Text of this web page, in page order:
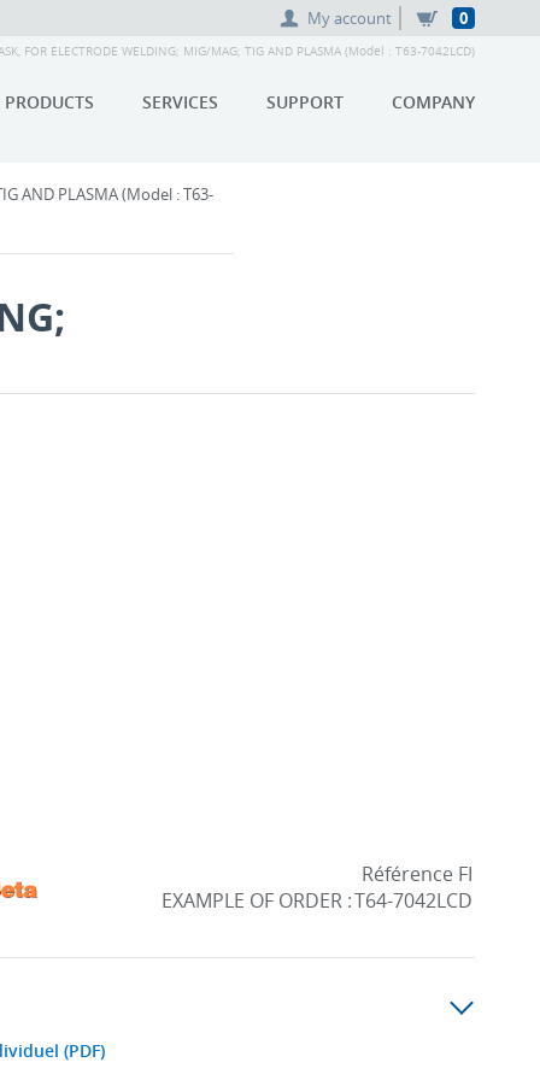
My account 0
FOR ELECTRODE WELDING; MIG/MAG; TIG AND PLASMA (Model : T63-7042LCD)
PRODUCTS SERVICES SUPPORT COMPANY
AND PLASMA (Model : T63-
EXAMPLE OF ORDER :
Référence FI
T64-7042LCD
(PDF)